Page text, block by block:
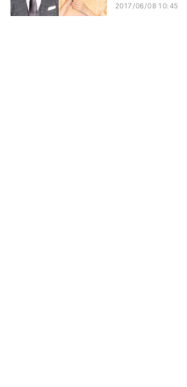
2017/06/08 10:45